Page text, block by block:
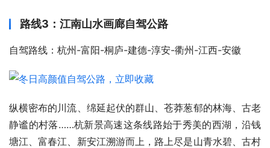
路线3：江南山水画廊自驾公路
自驾路线：杭州-富阳-桐庐-建德-淳安-衢州-江西-安徽
纵横密布的川流、绵延起伏的群山、苍莽葱郁的林海、古老
静谧的村落……杭新景高速这条线路始于秀美的西湖，沿钱
塘江、富春江、新安江溯游而上，路上尽是山青水碧、古村